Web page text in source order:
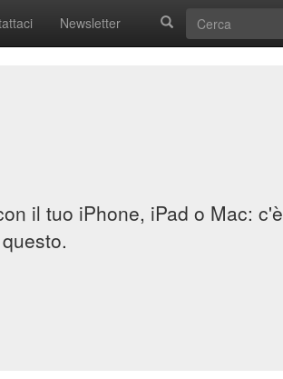
Newsletter
il tuo iPhone, iPad o Mac: c'è